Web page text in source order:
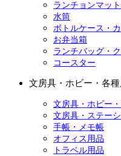
ランチョンマッ
水筒
ボトルケース・
お弁当箱
ランチバッグ・
コースター
文房具・ホビー・各
文房具・ホビー
文房具・ステー
手帳・メモ帳
オフィス用品
トラベル用品